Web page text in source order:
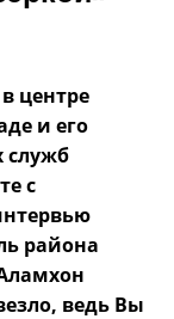
центре
и его
служб
с
района
ведь Вы